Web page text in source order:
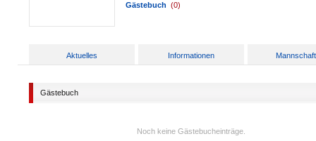
Gästebuch (0)
Aktuelles Informationen
Gästebuch
Noch keine Gästebucheinträge.